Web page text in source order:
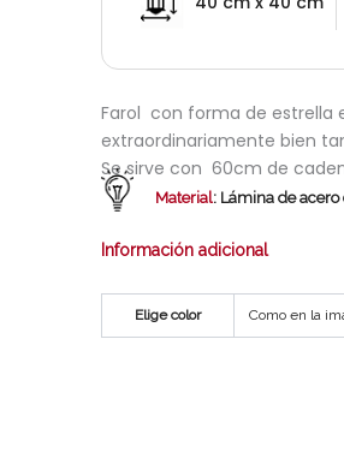
Farol con forma de estrella
extraordinariamente bien
Se sirve con 60cm de
Material: Lámina de
Información adicional
Elige color Como en la